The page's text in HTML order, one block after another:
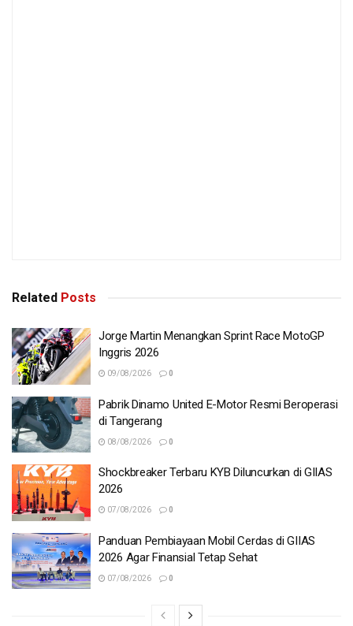
Related Posts
Jorge Martin Menangkan Sprint Race MotoGP
Inggris 2026
09/08/2026 0
Pabrik Dinamo United E-Motor Resmi Beroperasi
di Tangerang
08/08/2026 0
Shockbreaker Terbaru KYB Diluncurkan di GIIAS
2026
07/08/2026 0
Panduan Pembiayaan Mobil Cerdas di GIIAS
2026 Agar Finansial Tetap Sehat
07/08/2026 0